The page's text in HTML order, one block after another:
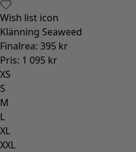
Wish list icon
Klänning Seaweed
Finalrea: 395 kr
Pris: 1 095 kr
XS
S
M
L
XL
XXL